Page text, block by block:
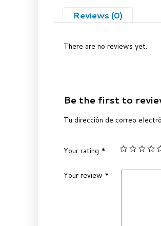
Reviews (0)
There are no reviews yet.
Be the first to
Tu dirección de correo
Your rating *
Your review *